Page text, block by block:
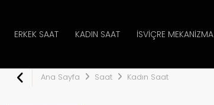
ERKEK SAAT KADIN SAAT İSVIÇRE MEKANIZMA
Ana Sayfa Saat Kadın Saat